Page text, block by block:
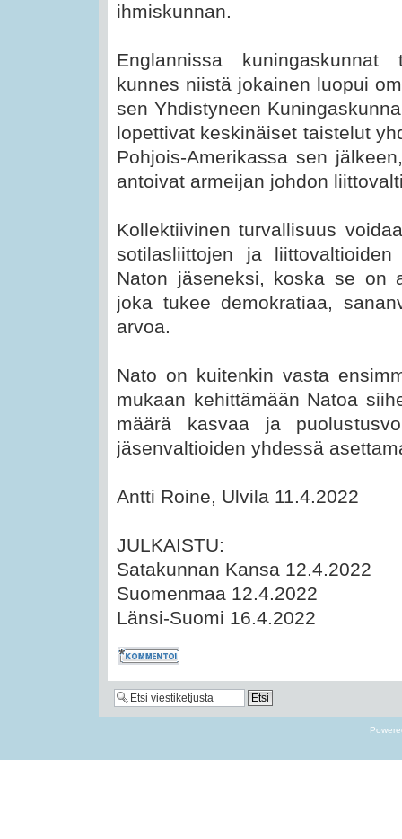
ihmiskunnan.
Englannissa
kunnes niistä jokainen luopui
sen Yhdistyneen
lopettivat keskinäiset taistelut
Pohjois-Amerikassa sen
antoivat armeijan johdon
Kollektiivinen turvallisuus
sotilasliittojen ja
Naton jäseneksi, koska se on
joka tukee demokratiaa,
arvoa.
Nato on kuitenkin vasta
mukaan kehittämään Natoa
määrä kasvaa ja
jäsenvaltioiden yhdessä
Antti Roine, Ulvila 11.4.2022
JULKAISTU:
Satakunnan Kansa 12.4.2022
Suomenmaa 12.4.2022
Länsi-Suomi 16.4.2022
Kommentoi